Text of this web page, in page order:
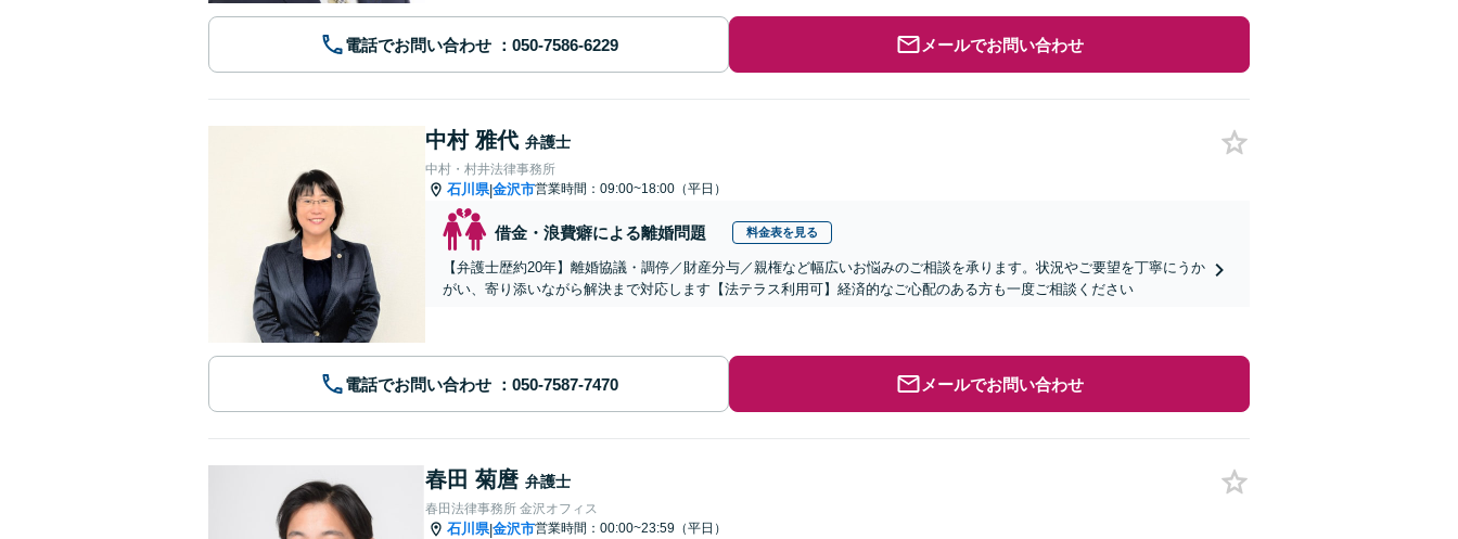
電話でお問い合わせ メールでお問い合わせ
中村 雅代 弁護士
中村・村井法律事務所
石川県|金沢市営業時間：09:00~18:00（平日）
借金・浪費癖による離婚問題 料金表を見る
【弁護士歴約20年】離婚協議・調停／財産分与／親権など幅広いお悩みのご相談を承ります。状況やご要望を丁寧にうか
がい、寄り添いながら解決まで対応します【法テラス利用可】経済的なご心配のある方も一度ご相談ください
電話でお問い合わせ メールでお問い合わせ
春田 菊麿 弁護士
春田法律事務所 金沢オフィス
石川県|金沢市営業時間：00:00~23:59（平日）